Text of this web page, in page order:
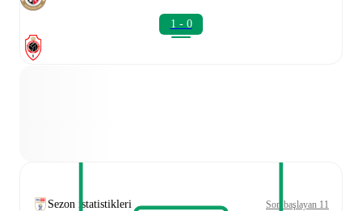
1 - 0
Sezon istatistikleri Son başlayan 11